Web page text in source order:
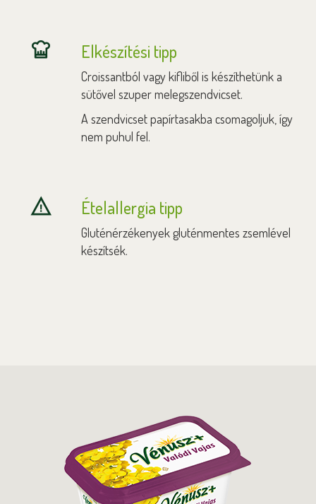
Elkészítési tipp
Croissantból vagy kifliből is készíthetünk a
sütővel szuper melegszendvicset.
A szendvicset papírtasakba csomagoljuk, így
nem puhul fel.
Ételallergia tipp
Gluténérzékenyek gluténmentes zsemlével
készítsék.